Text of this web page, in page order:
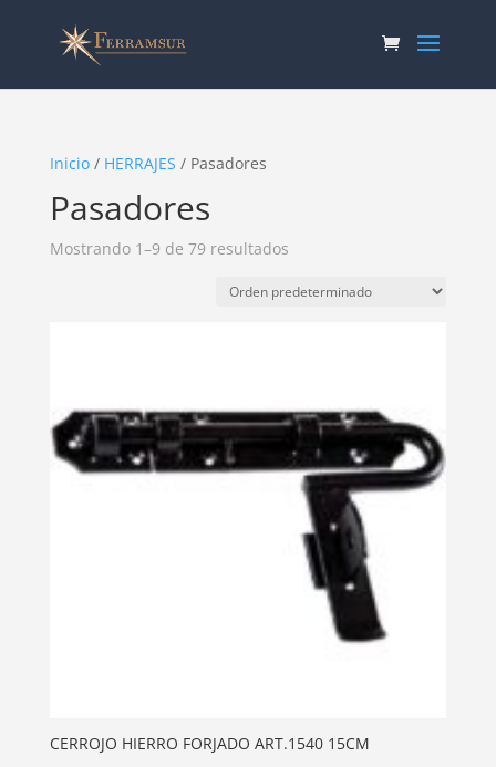
Inicio/ HERRAJES / Pasadores
Pasadores
Mostrando 1–9 de 79 resultados
CERROJO HIERRO FORJADO ART.1540 15CM